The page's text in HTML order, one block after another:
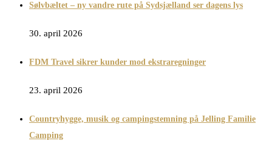
Sølvbæltet – ny vandre rute på Sydsjælland ser dagens lys
30. april 2026
FDM Travel sikrer kunder mod ekstraregninger
23. april 2026
Countryhygge, musik og campingstemning på Jelling Familie
Camping